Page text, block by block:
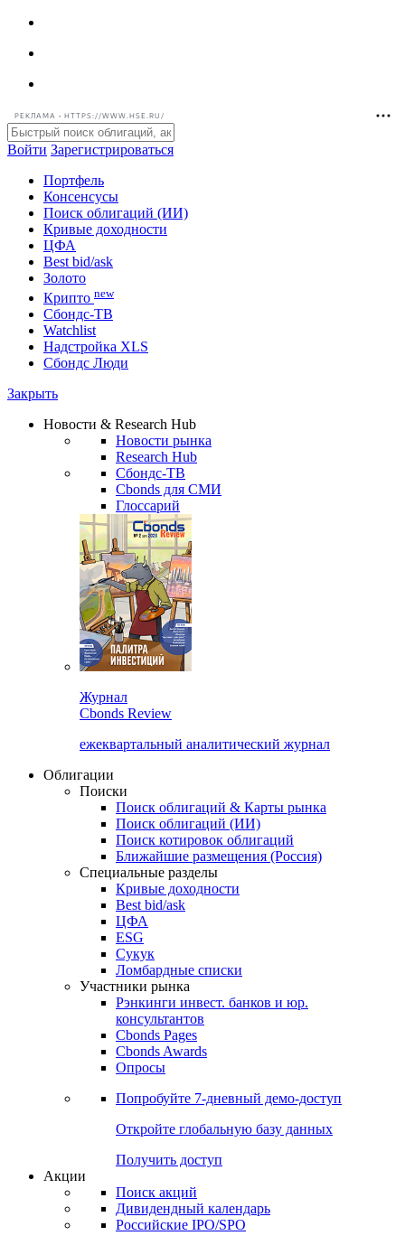
РЕКЛАМА • HTTPS://WWW.HSE.RU/
Войти Зарегистрироваться
Портфель
Консенсусы
Поиск облигаций (ИИ)
Кривые доходности
ЦФА
Best bid/ask
Золото
Крипто new
Watchlist
Сбондс Люди
Новости & Research Hub
Новости рынка
Research Hub
Сбондс-ТВ
Cbonds для СМИ
Глоссарий
Cbonds Review
ежеквартальный аналитический журнал
Облигации
Поиски
Поиск облигаций & Карты рынка
Поиск облигаций (ИИ)
Поиск котировок облигаций
Ближайшие размещения (Россия)
Специальные разделы
Кривые доходности
Best bid/ask
ЦФА
ESG
Сукук
Ломбардные списки
Участники рынка
Рэнкинги инвест. банков и юр.
Cbonds Pages
Опросы
Попробуйте7-дневный
Откройте глобальную базу данных
Получить доступ